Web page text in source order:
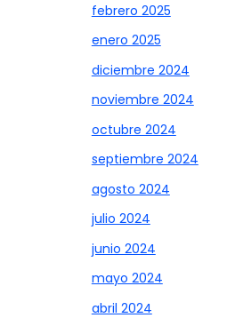
febrero 2025
enero 2025
diciembre 2024
noviembre 2024
octubre 2024
septiembre 2024
agosto 2024
julio 2024
junio 2024
mayo 2024
abril 2024